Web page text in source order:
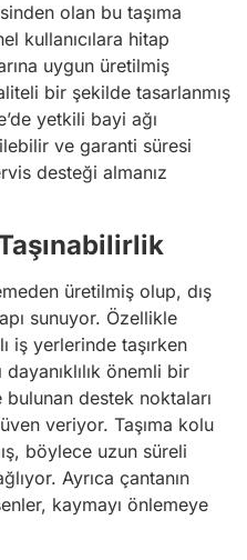
olan bu taşıma
kullanıcılara hitap
uygun üretilmiş
bir şekilde tasarlanmış
yetkili bayi ağı
ve garanti süresi
desteği almanız
üretilmiş olup, dış
sunuyor. Özellikle
iş yerlerinde taşırken
önemli bir
destek noktaları
veriyor. Taşıma kolu
böylece uzun süreli
Ayrıca çantanın
kaymayı önlemeye